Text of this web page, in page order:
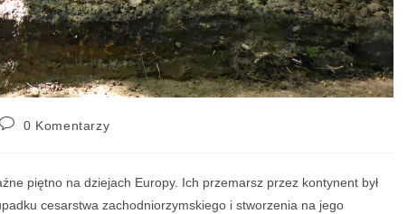
0 Komentarzy
piętno na dziejach Europy. Ich przemarsz przez kontynent był
cesarstwa zachodniorzymskiego i stworzenia na jego